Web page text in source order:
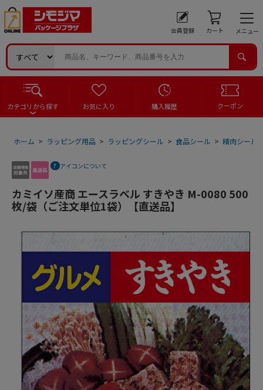
会員登録 カート メニュー
カテゴリから探す お気に入り 購入履歴 クーポン
ホーム > ラッピング用品 > ラッピングシール > 食品シール > 精肉シール
アイコンについて
カミイソ産商 エースラベル すきやき M-0080 500
枚/袋（ご注文単位1袋）【直送品】